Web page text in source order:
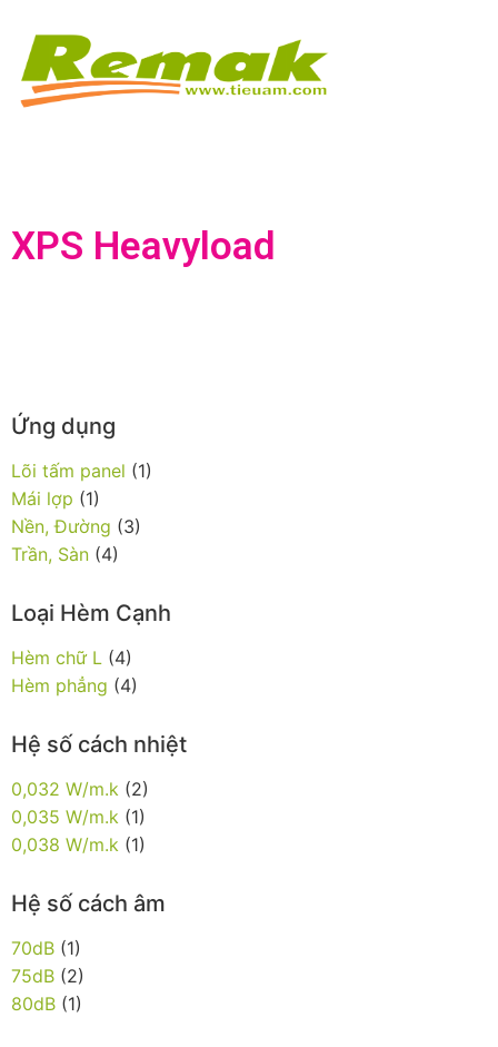
XPS Heavyload
Ứng dụng
Lõi tấm panel (1)
Mái lợp (1)
Nền, Đường (3)
Trần, Sàn (4)
Loại Hèm Cạnh
Hèm chữ L (4)
Hèm phẳng (4)
Hệ số cách nhiệt
0,032 W/m.k (2)
0,035 W/m.k (1)
0,038 W/m.k (1)
Hệ số cách âm
70dB (1)
75dB (2)
80dB (1)